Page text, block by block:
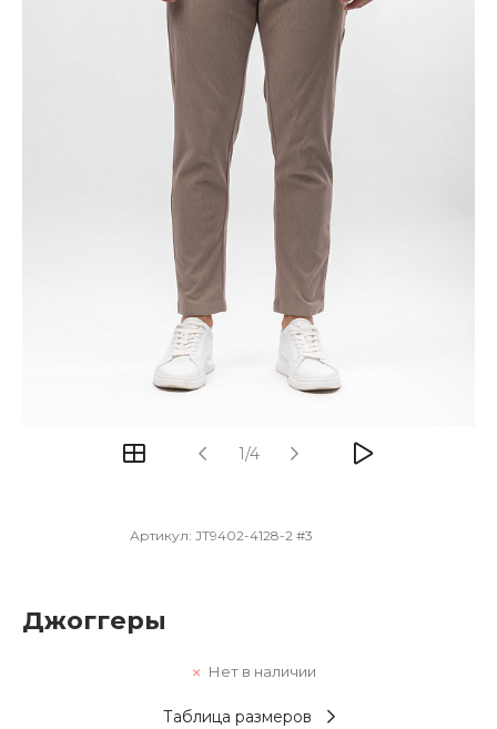
1/4
Артикул: JT9402-4128-2 #3
Джоггеры
Нет в наличии
Таблица размеров